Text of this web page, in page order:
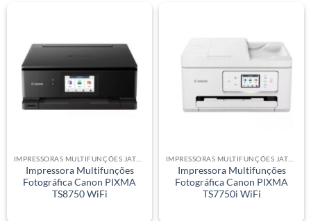
Impressora Multifunções
Fotográfica Canon PIXMA
TS8750 WiFi
Impressora Multifunções
Fotográfica Canon PIXMA
TS7750i WiFi